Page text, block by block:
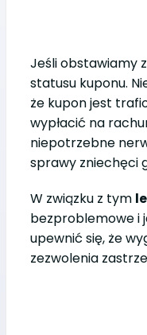
Jeśli obstawiamy
statusu kuponu.
że kupon jest
wypłacić na
niepotrzebne
sprawy zniechęci
W związku z tym
bezproblemowe i
upewnić się, że
zezwolenia